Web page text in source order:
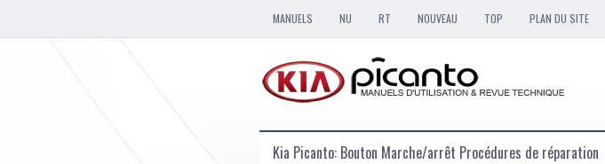
MANUELS NU RT NOUVEAU TOP PLAN DU SITE
Kia Picanto: Bouton Marche/arrêt Procédures de réparation